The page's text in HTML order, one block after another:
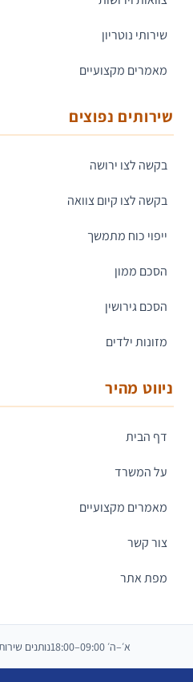
שירותי נוטריון
מאמרים מקצועיים
שירותים נפוצים
בקשה לצו ירושה
בקשה לצו קיום צוואה
ייפוי כוח מתמשך
הסכם ממון
הסכם גירושין
מזונות ילדים
ניווט מהיר
דף הבית
על המשרד
מאמרים מקצועיים
צור קשר
מפת אתר
א׳–ה׳ 09:00–18:00 נותנים